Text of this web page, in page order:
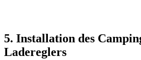
5. Installation des
Ladereglers